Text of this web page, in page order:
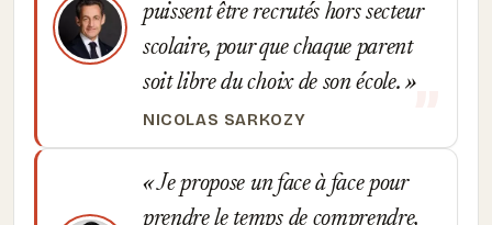
puissent être recrutés hors secteur
scolaire, pour que chaque parent
soit libre du choix de son école.
NICOLAS SARKOZY
Je propose un face à face pour
prendre le temps de comprendre,